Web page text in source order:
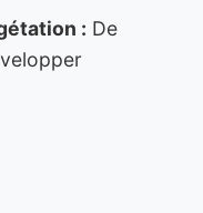
: De